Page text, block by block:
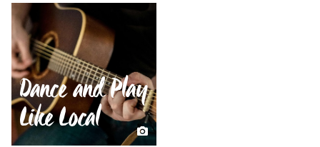
Dance and Play
Like Local